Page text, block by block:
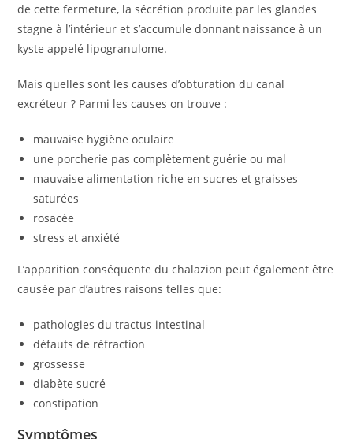
de cette fermeture, la sécrétion produite par les glandes
stagne à l’intérieur et s’accumule donnant naissance à un
kyste appelé lipogranulome.
Mais quelles sont les causes d’obturation du canal
excréteur ? Parmi les causes on trouve :
mauvaise hygiène oculaire
une porcherie pas complètement guérie ou mal
mauvaise alimentation riche en sucres et graisses
saturées
rosacée
stress et anxiété
L’apparition conséquente du chalazion peut également être
causée par d’autres raisons telles que:
pathologies du tractus intestinal
défauts de réfraction
grossesse
diabète sucré
constipation
Symptômes